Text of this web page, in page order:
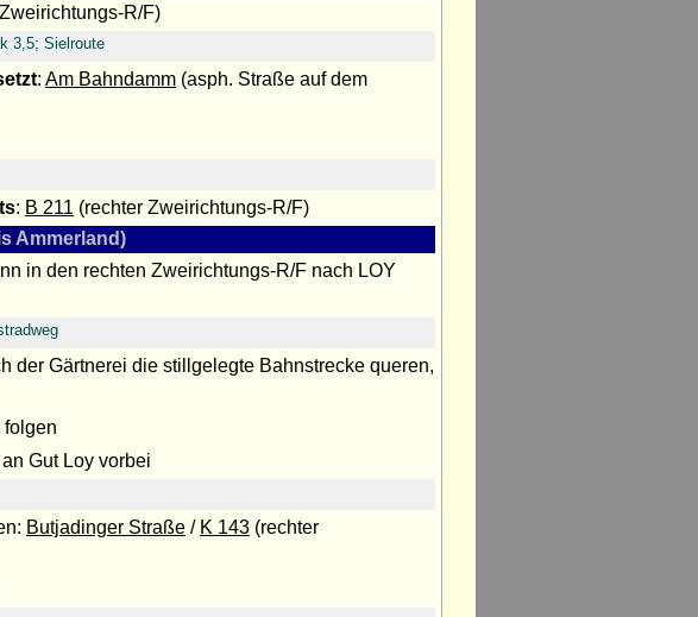
R/F)
3,5; Sielroute
: Am Bahndamm (asph. Straße auf dem
: B 211 (rechter Zweirichtungs-R/F)
Ammerland)
in den rechten Zweirichtungs-R/F nach LOY
der Gärtnerei die stillgelegte Bahnstrecke queren,
folgen
Gut Loy vorbei
Butjadinger Straße / K 143 (rechter